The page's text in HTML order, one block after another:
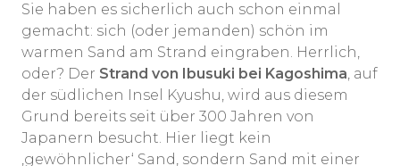
Sie haben es sicherlich auch schon einmal
gemacht: sich (oder jemanden) schön im
warmen Sand am Strand eingraben. Herrlich,
oder? Der Strand von Ibusuki bei Kagoshima, auf
der südlichen Insel Kyushu, wird aus diesem
Grund bereits seit über 300 Jahren von
Japanern besucht. Hier liegt kein
‚gewöhnlicher‘ Sand, sondern Sand mit einer